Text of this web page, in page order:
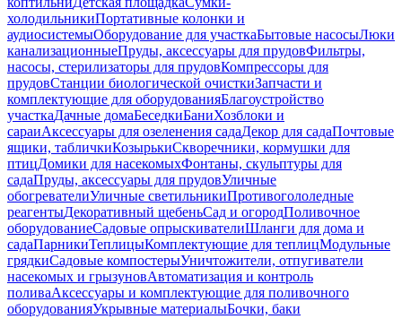
холодильникиПортативные колонки и
аудиосистемыОборудование для участкаБытовые насосыЛюки
канализационныеПруды, аксессуары для прудовФильтры,
насосы, стерилизаторы для прудовКомпрессоры для
прудовСтанции биологической очисткиЗапчасти и
комплектующие для оборудованияБлагоустройство
участкаДачные домаБеседкиБаниХозблоки и
сараиАксессуары для озеленения садаДекор для садаПочтовые
ящики, табличкиКозырькиСкворечники, кормушки для
птицДомики для насекомыхФонтаны, скульптуры для
садаПруды, аксессуары для прудовУличные
обогревателиУличные светильникиПротивогололедные
реагентыДекоративный щебеньСад и огородПоливочное
оборудованиеСадовые опрыскивателиШланги для дома и
садаПарникиТеплицыКомплектующие для теплицМодульные
грядкиСадовые компостерыУничтожители, отпугиватели
насекомых и грызуновАвтоматизация и контроль
поливаАксессуары и комплектующие для поливочного
оборудованияУкрывные материалыБочки, баки